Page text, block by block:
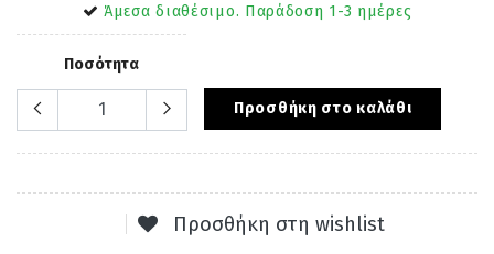
Άμεσα διαθέσιμο. Παράδοση 1-3 ημέρες
Ποσότητα
Προσθήκη στο καλάθι
Προσθήκη στη wishlist